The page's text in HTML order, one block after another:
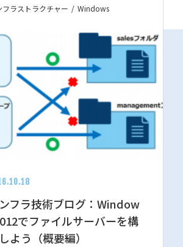
フラストラクチャー Windows
フラ技術ブログ：Window
でファイルサーバーを構
よう（概要編）